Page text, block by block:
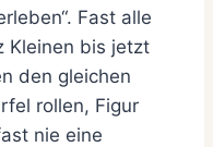
Fast alle
Kleinen bis jetzt
den gleichen
rollen, Figur
nie eine